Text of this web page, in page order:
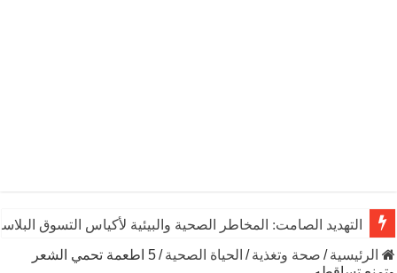
التهديد الصامت: المخاطر الصحية والبيئية لأكياس التسوق
الرئيسية / صحة وتغذية / الحياة الصحية /
5 اطعمة تحمي الشعر